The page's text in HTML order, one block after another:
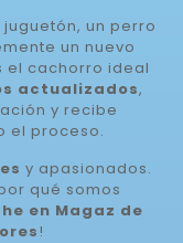
un perro
un nuevo
el cachorro ideal
actualizados,
y recibe
el proceso.
y apasionados.
qué somos
en Magaz de
!